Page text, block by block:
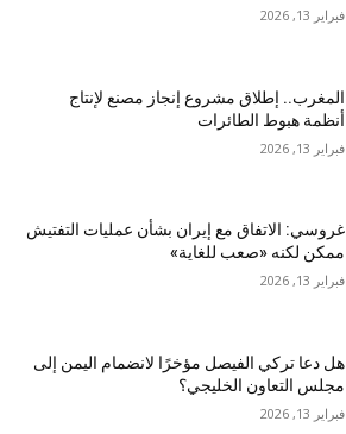
فبراير 13, 2026
المغرب.. إطلاق مشروع إنجاز مصنع لإنتاج
أنظمة هبوط الطائرات
فبراير 13, 2026
غروسي: الاتفاق مع إيران بشأن عمليات التفتيش
ممكن لكنه «صعب للغاية»
فبراير 13, 2026
هل دعا تركي الفيصل مؤخرًا لانضمام اليمن إلى
مجلس التعاون الخليجي؟
فبراير 13, 2026